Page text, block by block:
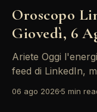
Oroscopo
Giovedì, 6
Ariete Oggi l'energia del Sole in Leone illumina il tuo
feed di LinkedIn,
tuoi desideri
06 ago 2026 5 min